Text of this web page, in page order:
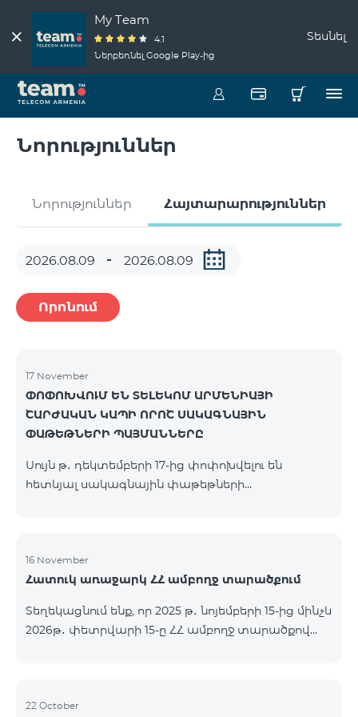
My Team
4.1
Ներբեռնել Google Play-ից
Տեսնել
Նորություններ
Նորություններ Հայտարարություններ
Որոնում
17 November
ՓՈՓՈԽՎՈՒՄ ԵՆ ՏԵԼԵԿՈՄ ԱՐՄԵՆԻԱՅԻ
ՇԱՐԺԱԿԱՆ ԿԱՊԻ ՈՐՈՇ ՍԱԿԱԳՆԱՅԻՆ
ՓԱԹԵԹՆԵՐԻ ՊԱՅՄԱՆՆԵՐԸ
Սույն թ․ դեկտեմբերի 17-ից փոփոխվելու են
հետևյալ սակագնային փաթեթների
նախկին 2000 դրամի փոխարեն։ Բաժանորդները
կստանան 600 րոպե դեպի ՀՀ բոլոր ցանցեր, ԱՄՆ,
փոխարեն և 14 ԳԲ ինտերնետ` նախկին 7 ԳԲ-ի
փոխարեն։ Կանխավճարային «Be Free 3000»
16 November
Հատուկ առաջարկ ՀՀ ամբողջ տարածքում
Տեղեկացնում ենք, որ 2025 թ․ նոյեմբերի 15-ից մինչև
2026թ․ փետրվարի 15-ը ՀՀ ամբողջ տարածքով
9900 մարզային և ԿՈՄԲՈ 4 9900 փաթեթները`
22 October